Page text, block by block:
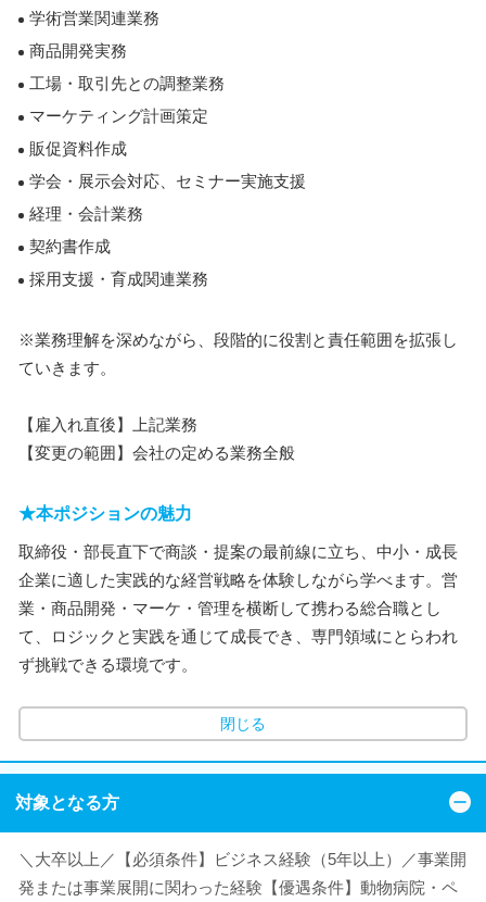
学術営業関連業務
商品開発実務
工場・取引先との調整業務
マーケティング計画策定
販促資料作成
学会・展示会対応、セミナー実施支援
経理・会計業務
契約書作成
採用支援・育成関連業務
※業務理解を深めながら、段階的に役割と責任範囲を拡張し
ていきます。
【雇入れ直後】上記業務
【変更の範囲】会社の定める業務全般
★本ポジションの魅力
取締役・部長直下で商談・提案の最前線に立ち、中小・成長
企業に適した実践的な経営戦略を体験しながら学べます。営
業・商品開発・マーケ・管理を横断して携わる総合職とし
て、ロジックと実践を通じて成長でき、専門領域にとらわれ
ず挑戦できる環境です。
閉じる
対象となる方
＼大卒以上／【必須条件】ビジネス経験（5年以上）／事業開
発または事業展開に関わった経験【優遇条件】動物病院・ペ